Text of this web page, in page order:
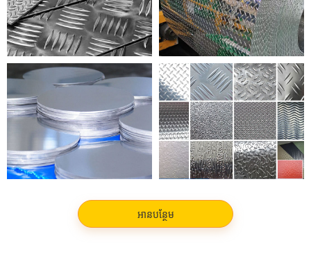
រង្វង់អាលុយមីញ៉ូម ទាញអាលុយមីញ៉ូម
អានបន្ថែម